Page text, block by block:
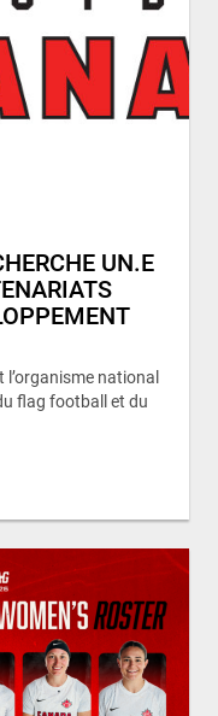
UN.E
national
flag football et du